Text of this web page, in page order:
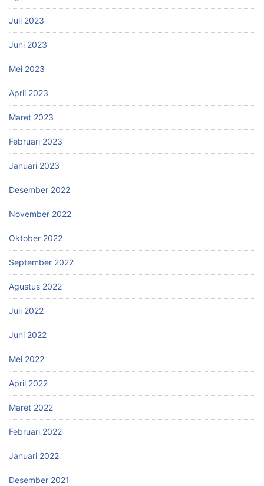
Juli 2023
Juni 2023
Mei 2023
April 2023
Maret 2023
Februari 2023
Januari 2023
Desember 2022
November 2022
Oktober 2022
September 2022
Agustus 2022
Juli 2022
Juni 2022
Mei 2022
April 2022
Maret 2022
Februari 2022
Januari 2022
Desember 2021